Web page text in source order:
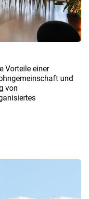
Vorteile einer
und
von